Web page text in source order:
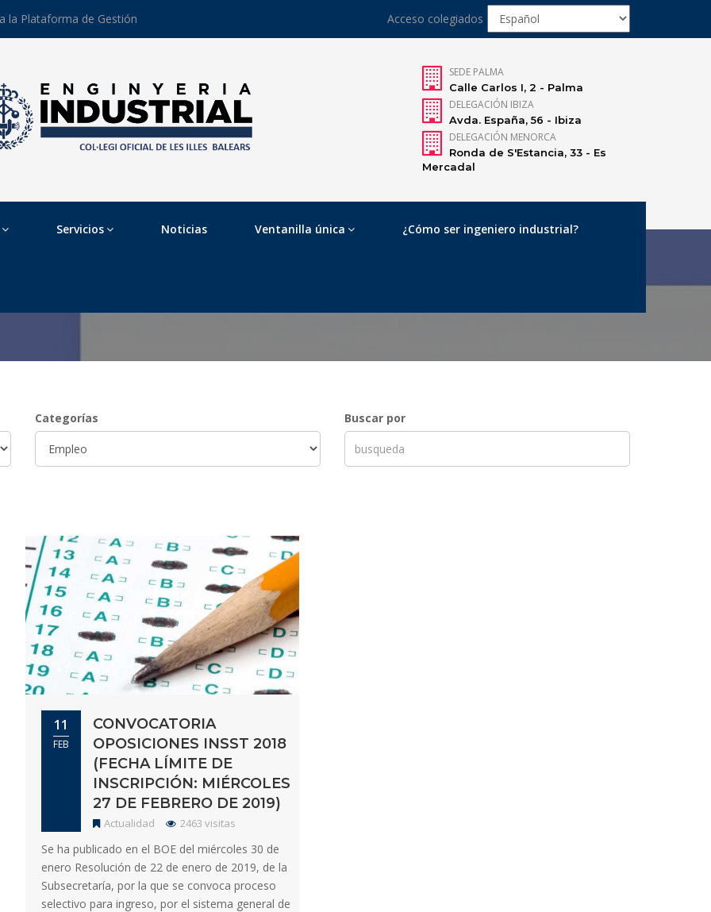
la Plataforma de Gestión Acceso colegiados
SEDE PALMA
Calle Carlos I, 2 - Palma
DELEGACIÓN IBIZA
Avda. España, 56 - Ibiza
DELEGACIÓN MENORCA
Ronda de S'Estancia, 33 - Es
Mercadal
Servicios Noticias Ventanilla única ¿Cómo ser ingeniero industrial?
Categorías Buscar por
11
FEB
CONVOCATORIA
OPOSICIONES INSST 2018
(FECHA LÍMITE DE
INSCRIPCIÓN: MIÉRCOLES
27 DE FEBRERO DE 2019)
Actualidad 2463 visitas
Se ha publicado en el BOE del miércoles 30 de
enero Resolución de 22 de enero de 2019, de la
Subsecretaría, por la que se convoca proceso
selectivo para ingreso, por el sistema general de